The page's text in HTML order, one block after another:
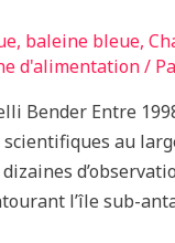
, baleine bleue,
d'alimentation/
Bender Entre
au
l’île sub-